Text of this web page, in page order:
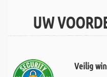
UW
Veilig